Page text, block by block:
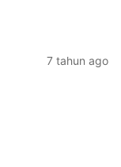
7 tahun ago